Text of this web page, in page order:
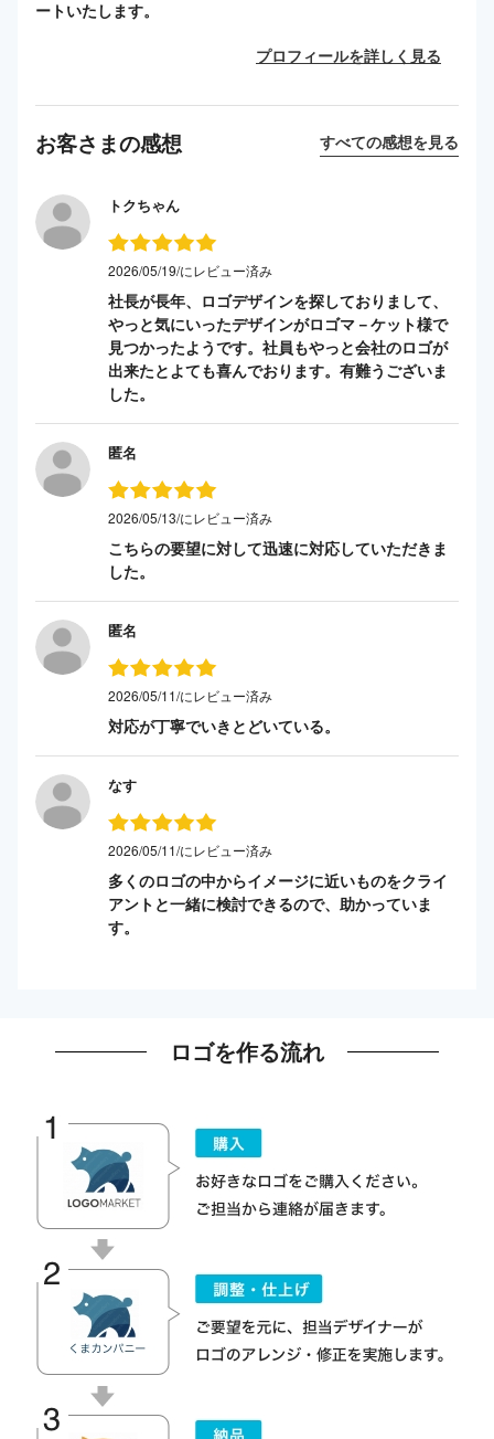
ートいたします。
プロフィールを詳しく見る
お客さまの感想 すべての感想を見る
トクちゃん
2026/05/19/にレビュー済み
社長が長年、ロゴデザインを探しておりまして、
やっと気にいったデザインがロゴマ－ケット様で
見つかったようです。社員もやっと会社のロゴが
出来たとよても喜んでおります。有難うございま
した。
匿名
2026/05/13/にレビュー済み
こちらの要望に対して迅速に対応していただきま
した。
匿名
2026/05/11/にレビュー済み
対応が丁寧でいきとどいている。
なす
2026/05/11/にレビュー済み
多くのロゴの中からイメージに近いものをクライ
アントと一緒に検討できるので、助かっていま
す。
ロゴを作る流れ